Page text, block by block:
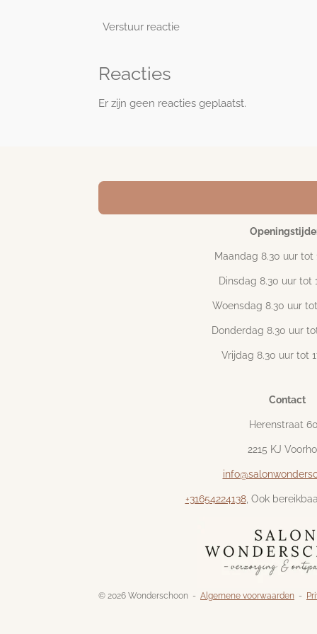
Verstuur reactie
Reacties
Er zijn geen reacties geplaatst.
Maandag 8.30 uur tot
Dinsdag 8.30 uur tot
Woensdag 8.30 uur
Donderdag 8.30 uur
Vrijdag 8.30 uur tot
Contact
Herenstraat
2215 KJ
+31654224138, Ook
© 2026 Wonderschoon - Algemene voorwaarden -